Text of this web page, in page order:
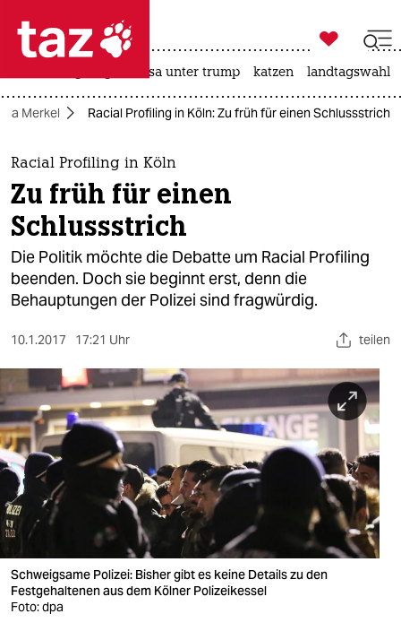
 taz zahl ich
taz zahl ich
themen
politik
öko
gesellschaft
sport
berlin
nord
wahrheit
verlag
verlag
veranstaltungen

taz zahl ich
usa unter trump katzen landtagswahl
Merkel Racial Profiling in Köln: Zu früh für einen Schlussstrich
Racial Profiling in Köln
Zu früh für einen
Schlussstrich
Die Politik möchte die Debatte um Racial Profiling
beenden. Doch sie beginnt erst, denn die
Behauptungen der Polizei sind fragwürdig.
10.1.2017 17:21 Uhr teilen
Schweigsame Polizei: Bisher gibt es keine Details zu den
Festgehaltenen aus dem Kölner Polizeikessel
Foto: dpa